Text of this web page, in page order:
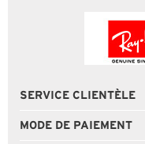
SERVICE CLIENTÈLE
MODE DE PAIEMENT